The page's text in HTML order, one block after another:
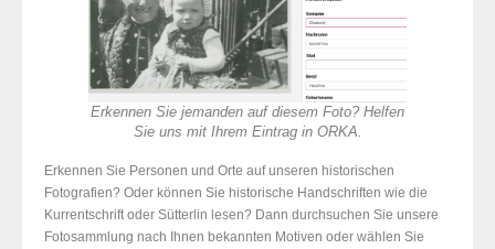
Erkennen Sie jemanden auf diesem Foto? Helfen
Sie uns mit Ihrem Eintrag in ORKA.
Erkennen Sie Personen und Orte auf unseren historischen
Fotografien? Oder können Sie historische Handschriften wie die
Kurrentschrift oder Sütterlin lesen? Dann durchsuchen Sie unsere
Fotosammlung nach Ihnen bekannten Motiven oder wählen Sie